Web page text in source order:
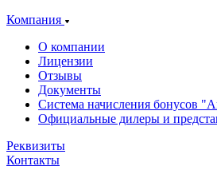
Компания
О компании
Лицензии
Отзывы
Документы
Система начисления бонусов
Официальные дилеры и
Реквизиты
Контакты